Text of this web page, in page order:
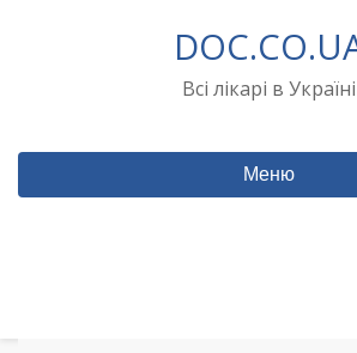
Всі лікарі в Україні
Меню